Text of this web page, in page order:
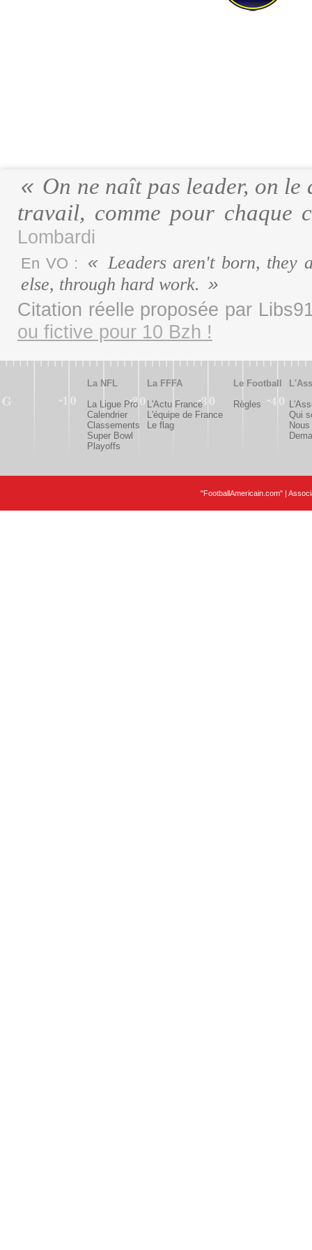
On ne naît pas leader, on
travail, comme pour chaque
Lombardi
En VO :
Leaders aren't born, they
else, through hard work.
Citation réelle proposée par
ou fictive pour 10 Bzh !
La NFL
La Ligue Pro
Calendrier
Classements
Super Bowl
Playoffs
La FFFA
L'Actu France
L'équipe de France
Le flag
Le Football
Règles
Qui
"FootballAmericain.com" |